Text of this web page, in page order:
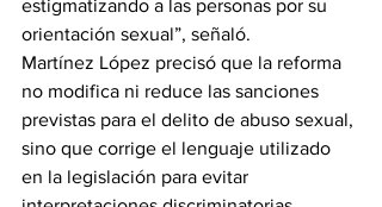
estigmatizando a las personas por su
orientación sexual”, señaló.
Martínez López precisó que la reforma
no modifica ni reduce las sanciones
previstas para el delito de abuso sexual,
sino que corrige el lenguaje utilizado
en la legislación para evitar